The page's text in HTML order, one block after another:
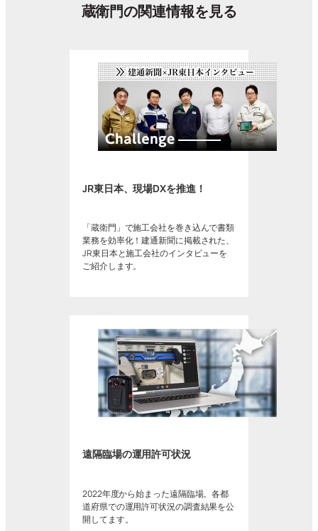
蔵衛門の関連情報を見る
JR東日本、現場DXを推進！
「蔵衛門」で施工会社を巻き込んで書類
業務を効率化！建通新聞に掲載された、
JR東日本と施工会社のインタビューを
ご紹介します。
遠隔臨場の運用許可状況
2022年度から始まった遠隔臨場。各都
道府県での運用許可状況の調査結果を公
開してます。